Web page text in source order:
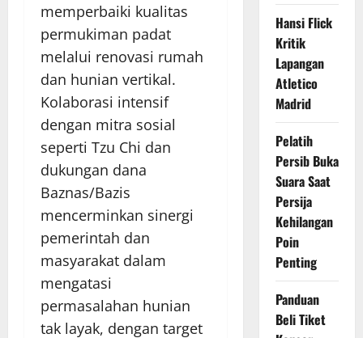
memperbaiki kualitas
permukiman padat
melalui renovasi rumah
dan hunian vertikal.
Kolaborasi intensif
dengan mitra sosial
seperti Tzu Chi dan
dukungan dana
Baznas/Bazis
mencerminkan sinergi
pemerintah dan
masyarakat dalam
mengatasi
permasalahan hunian
tak layak, dengan target
Hansi Flick
Kritik
Lapangan
Atletico
Madrid
Pelatih
Persib Buka
Suara Saat
Persija
Kehilangan
Poin
Penting
Panduan
Beli Tiket